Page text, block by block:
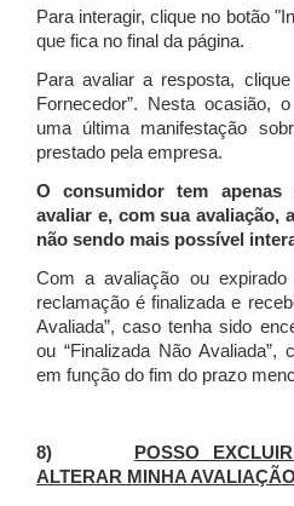
Para interagir, clique no botão
que fica no final da página.
Para avaliar a resposta,
Fornecedor”. Nesta ocasião,
uma última manifestação
prestado pela empresa.
O consumidor tem apenas
avaliar e, com sua avaliação,
não sendo mais possível
Com a avaliação ou
reclamação é finalizada e
Avaliada”, caso tenha sido
ou “Finalizada Não Avaliada”,
em função do fim do prazo
8)
POSSO
ALTERAR MINHA